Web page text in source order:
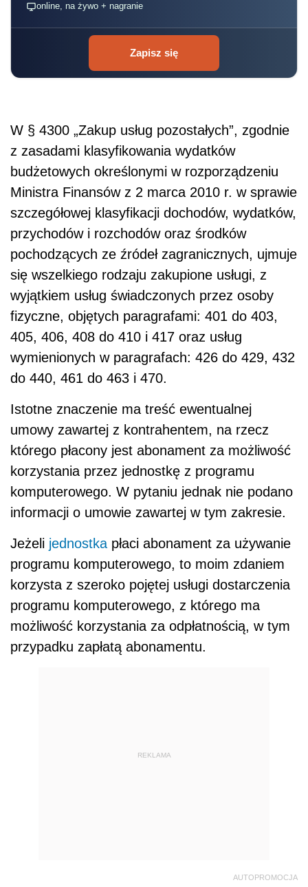
online, na żywo + nagranie
Zapisz się
W § 4300 „Zakup usług pozostałych”, zgodnie
z zasadami klasyfikowania wydatków
budżetowych określonymi w rozporządzeniu
Ministra Finansów z 2 marca 2010 r. w sprawie
szczegółowej klasyfikacji dochodów, wydatków,
przychodów i rozchodów oraz środków
pochodzących ze źródeł zagranicznych, ujmuje
się wszelkiego rodzaju zakupione usługi, z
wyjątkiem usług świadczonych przez osoby
fizyczne, objętych paragrafami: 401 do 403,
405, 406, 408 do 410 i 417 oraz usług
wymienionych w paragrafach: 426 do 429, 432
do 440, 461 do 463 i 470.
Istotne znaczenie ma treść ewentualnej
umowy zawartej z kontrahentem, na rzecz
którego płacony jest abonament za możliwość
korzystania przez jednostkę z programu
komputerowego. W pytaniu jednak nie podano
informacji o umowie zawartej w tym zakresie.
Jeżeli jednostka płaci abonament za używanie
programu komputerowego, to moim zdaniem
korzysta z szeroko pojętej usługi dostarczenia
programu komputerowego, z którego ma
możliwość korzystania za odpłatnością, w tym
przypadku zapłatą abonamentu.
REKLAMA
AUTOPROMOCJA